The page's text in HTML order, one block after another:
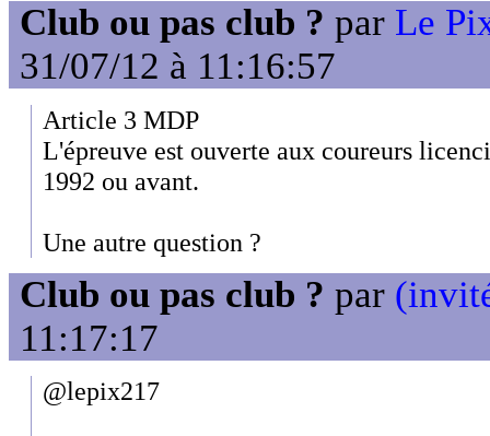
Club ou pas club ? par Le
31/07/12 à 11:16:57
Article 3 MDP
L'épreuve est ouverte aux coureurs
1992 ou avant.
Une autre question ?
Club ou pas club ? par
11:17:17
@lepix217